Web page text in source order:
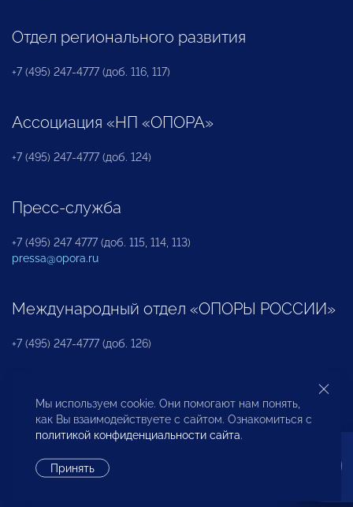
Отдел регионального развития
+7 (495) 247-4777 (доб. 116, 117)
Ассоциация «НП «ОПОРА»
+7 (495) 247-4777 (доб. 124)
Пресс-служба
+7 (495) 247 4777 (доб. 115, 114, 113)
pressa@opora.ru
Международный отдел «ОПОРЫ РОССИИ»
+7 (495) 247-4777 (доб. 126)
Бюро по защите прав предпринимателей и
инвесторов
Мы используем cookie. Они помогают нам понять,
как Вы взаимодействуете с сайтом. Ознакомиться с
политикой конфиденциальности сайта.
Принять